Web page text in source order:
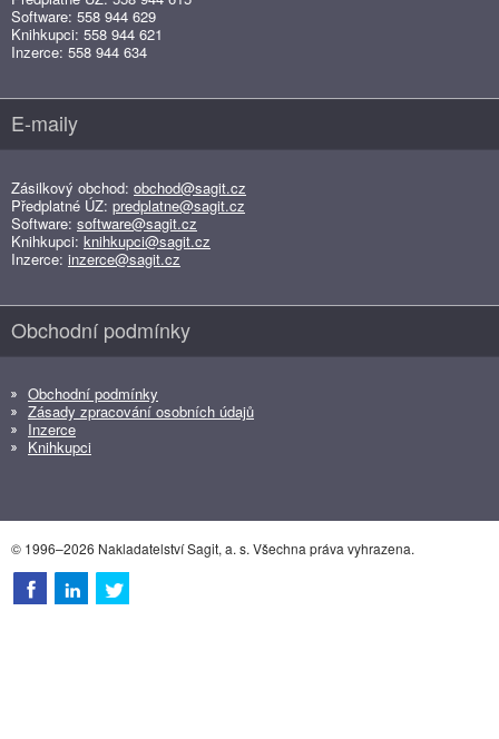
Software: 558 944 629
Knihkupci: 558 944 621
Inzerce: 558 944 634
E-maily
Zásilkový obchod: obchod@sagit.cz
Předplatné ÚZ: predplatne@sagit.cz
Software: software@sagit.cz
Knihkupci: knihkupci@sagit.cz
Inzerce: inzerce@sagit.cz
Obchodní podmínky
Obchodní podmínky
Zásady zpracování osobních údajů
Inzerce
Knihkupci
© 1996–2026 Nakladatelství Sagit, a. s. Všechna práva vyhrazena.